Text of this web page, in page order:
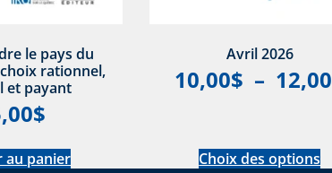
le pays du
rationnel,
et payant
$
au panier
Avril 2026
10,00$ – 12,00
Choix des options